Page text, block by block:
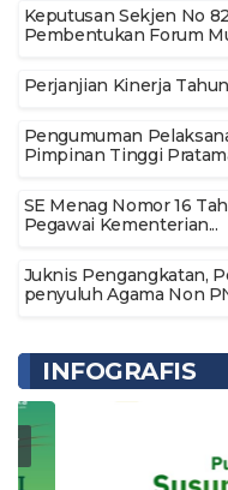
Keputusan Sekjen No
Pembentukan Forum
Perjanjian Kinerja
Pengumuman
Pimpinan Tinggi
SE Menag Nomor 16
Pegawai Kementerian...
Juknis Pengangkatan,
penyuluh Agama Non
INFOGRAFIS